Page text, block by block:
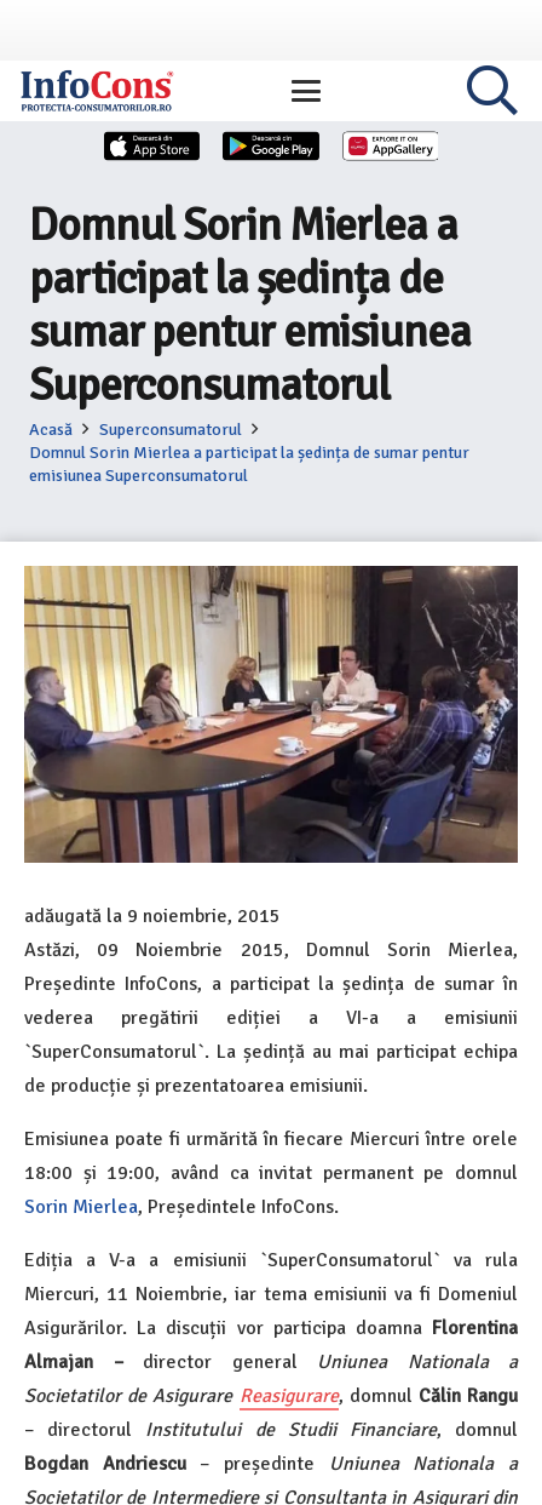
Domnul Sorin Mierlea a
participat la ședința de
sumar pentur emisiunea
Superconsumatorul
Acasă
Superconsumatorul
Domnul Sorin Mierlea a participat la ședința de sumar pentur
emisiunea Superconsumatorul
adăugată la 9 noiembrie, 2015
Astăzi, 09 Noiembrie 2015, Domnul Sorin Mierlea,
Președinte InfoCons, a participat la ședința de sumar în
vederea pregătirii ediției a VI-a a emisiunii
`SuperConsumatorul`. La ședință au mai participat echipa
de producție și prezentatoarea emisiunii.
Emisiunea poate fi urmărită în fiecare Miercuri între orele
18:00 și 19:00, având ca invitat permanent pe domnul
Sorin Mierlea, Președintele InfoCons.
Ediția a V-a a emisiunii `SuperConsumatorul` va rula
Miercuri, 11 Noiembrie, iar tema emisiunii va fi Domeniul
Asigurărilor. La discuții vor participa doamna Florentina
Almajan –director general Uniunea Nationala a
Societatilor de Asigurare Reasigurare, domnul Călin Rangu
– directorul Institutului de Studii Financiare, domnul
Bogdan Andriescu– președinte
Uniunea Nationala a
Societatilor de Intermediere si Consultanta in Asigurari din